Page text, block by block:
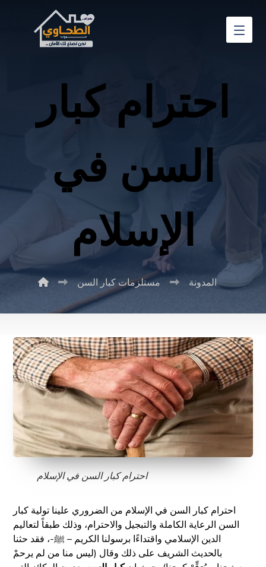
احترام كبار
السن في
الإسلام
المدونة مستلزمات كبار السن
احترام كبار السن في الإسلام
احترام كبار السن في الإسلام من الضروري علينا تولية كبار
السن الرعاية الكاملة والتبجيل والاحترام، وذلك طبقاً لتعاليم
الدين الإسلامي واقتداءًا برسولنا الكريم – ﷺ-، فقد حثنا
بالحديث الشريف على ذلك وقال (ليس منا من لم يرحمْ